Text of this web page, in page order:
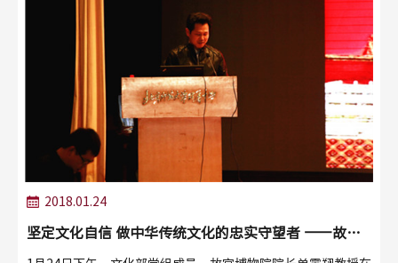
2018.01.24
坚定文化自信 做中华传统文化的忠实守望者 ――故宫
博物院单霁翔院长来我校做主题讲座